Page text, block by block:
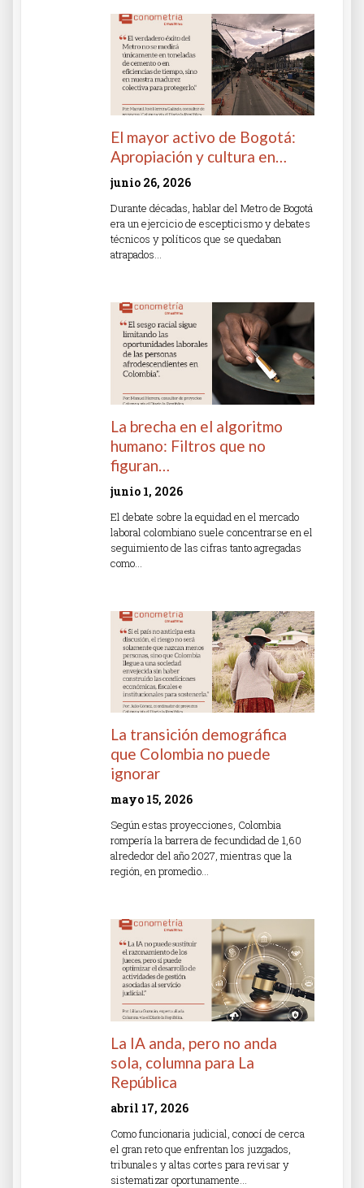
El mayor activo de Bogotá:
Apropiación y cultura en…
junio 26, 2026
Durante décadas, hablar del Metro de Bogotá
era un ejercicio de escepticismo y debates
técnicos y políticos que se quedaban
atrapados…
La brecha en el algoritmo
humano: Filtros que no
figuran…
junio 1, 2026
El debate sobre la equidad en el mercado
laboral colombiano suele concentrarse en el
seguimiento de las cifras tanto agregadas
como…
La transición demográfica
que Colombia no puede
ignorar
mayo 15, 2026
Según estas proyecciones, Colombia
rompería la barrera de fecundidad de 1,60
alrededor del año 2027, mientras que la
región, en promedio…
La IA anda, pero no anda
sola, columna para La
República
abril 17, 2026
Como funcionaria judicial, conocí de cerca
el gran reto que enfrentan los juzgados,
tribunales y altas cortes para revisar y
sistematizar oportunamente…